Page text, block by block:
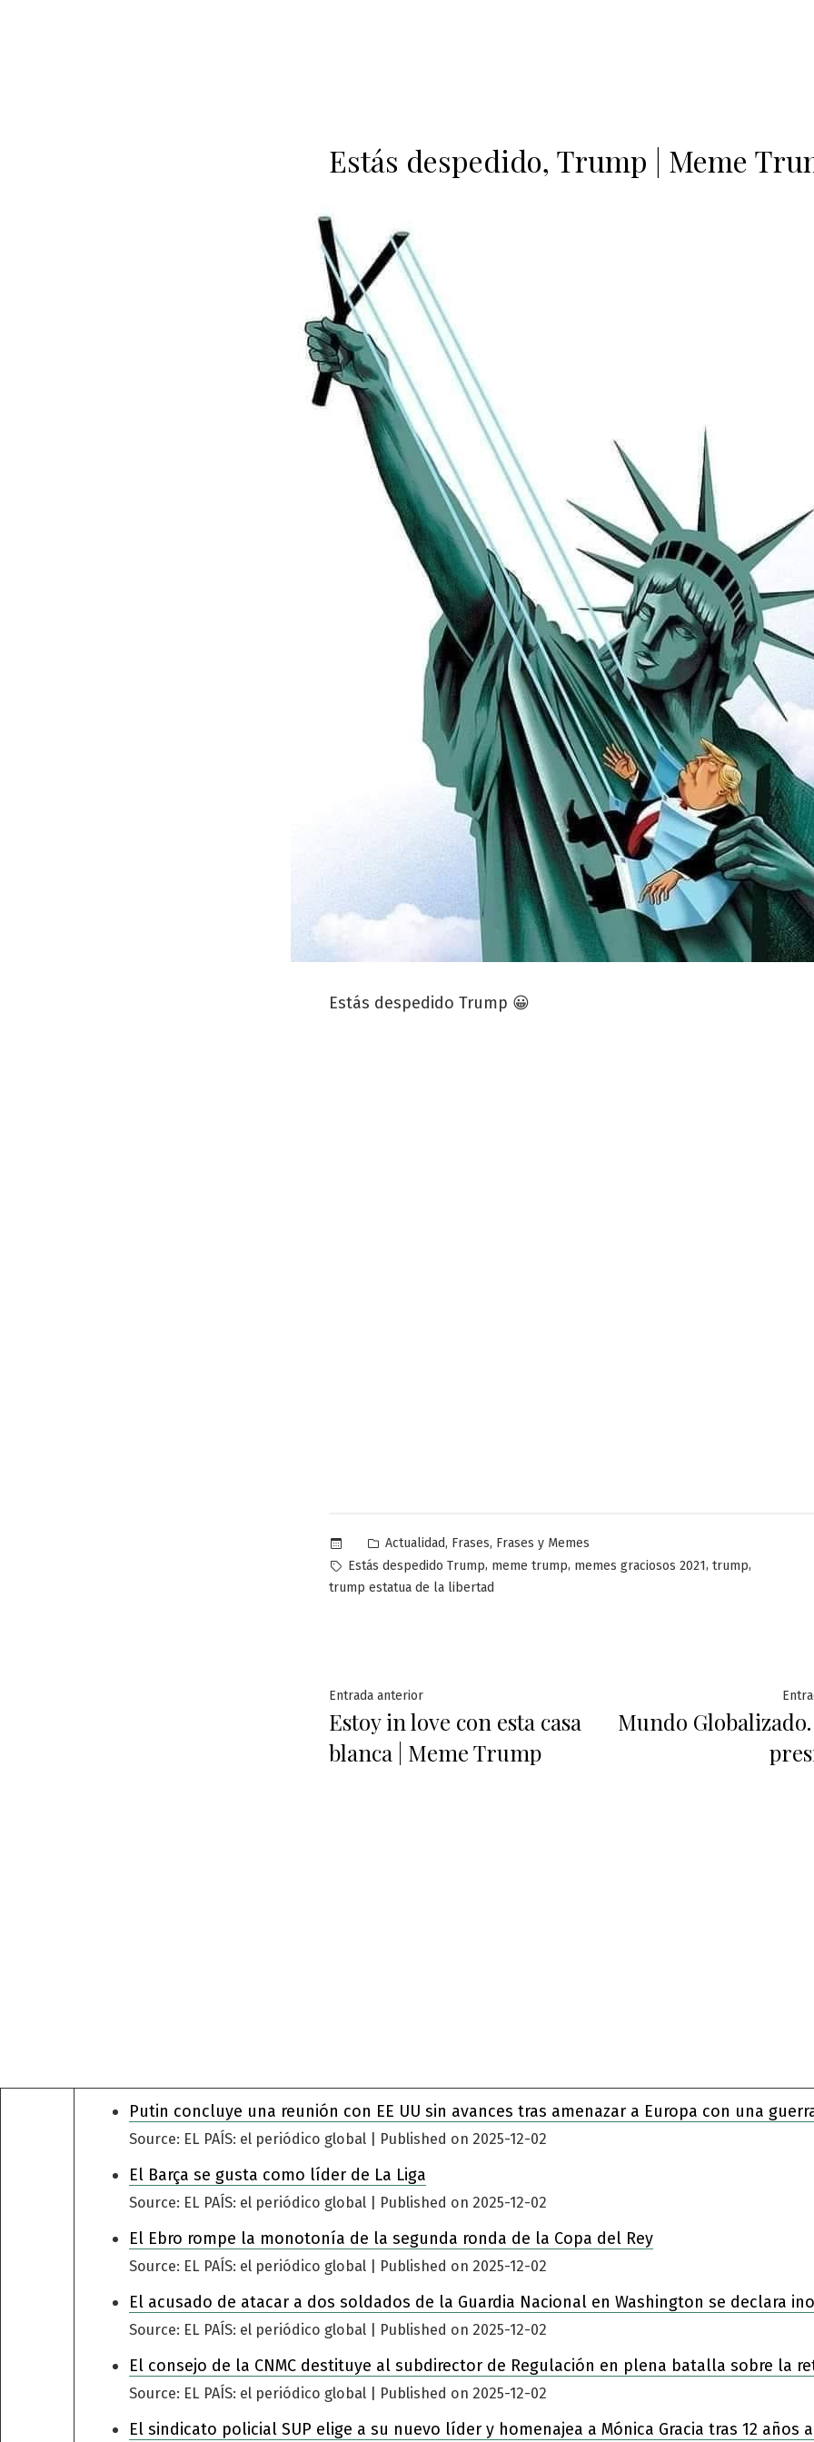
Estás despedido, Trump | Meme
Estás despedido Trump 😀
Publicado
en
Actualidad, Frases, Frases y Memes
Etiquetas:
Estás despedido Trump, meme trump, memes graciosos 2021, trump,
trump estatua de la libertad
Navegación
de
entradas
Entrada anteriorEntrada
anterior:
Estoy in love con esta casa
blanca | Meme Trump
Mundo
Putin concluye una reunión con EE UU sin avances tras amenazar a Europa con una
Source: EL PAÍS: el periódico global Published on 2025-12-02
El Barça se gusta como líder de La Liga
Source: EL PAÍS: el periódico global Published on 2025-12-02
El Ebro rompe la monotonía de la segunda ronda de la Copa del Rey
Source: EL PAÍS: el periódico global Published on 2025-12-02
El acusado de atacar a dos soldados de la Guardia Nacional en Washington se declara
Source: EL PAÍS: el periódico global Published on 2025-12-02
El consejo de la CNMC destituye al subdirector de Regulación en plena batalla sobre la
Source: EL PAÍS: el periódico global Published on 2025-12-02
El sindicato policial SUP elige a su nuevo líder y homenajea a Mónica Gracia tras 12 años